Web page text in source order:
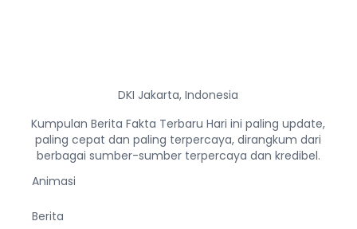
DKI Jakarta, Indonesia
Kumpulan Berita Fakta Terbaru Hari ini paling update,
paling cepat dan paling terpercaya, dirangkum dari
berbagai sumber-sumber terpercaya dan kredibel.
Animasi
Berita